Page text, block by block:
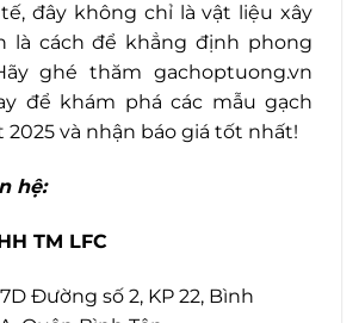
đây không chỉ là vật liệu xây
là cách để khẳng định phong
ghé thăm gachoptuong.vn
để khám phá các mẫu gạch
2025 và nhận báo giá tốt nhất!
hệ:
TM LFC
Đường số 2, KP 22, Bình